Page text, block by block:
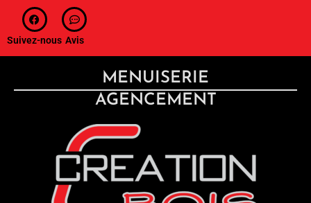
Suivez-nous Avis
MENUISERIE
AGENCEMENT